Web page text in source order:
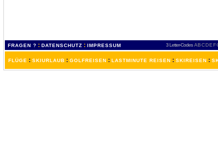
FRAGEN ? : DATENSCHUTZ : IMPRESSUM 3 Letter-Codes ABCDEF
FLÜGE : SKIURLAUB : GOLFREISEN : LASTMINUTE REISEN : SKIREISEN :